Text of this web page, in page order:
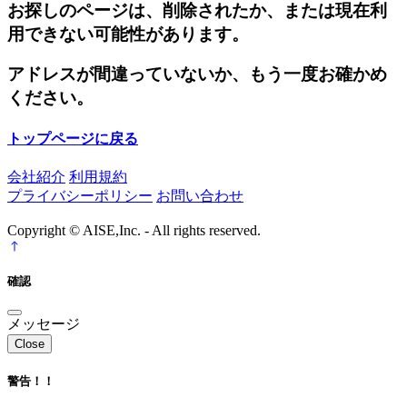
お探しのページは、削除されたか、または現在利
用できない可能性があります。
アドレスが間違っていないか、もう一度お確かめ
ください。
トップページに戻る
会社紹介 利用規約
プライバシーポリシー お問い合わせ
Copyright © AISE,Inc. - All rights reserved.
確認
メッセージ
Close
警告！！